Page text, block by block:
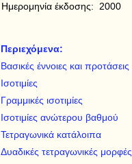
2000
Ημερομηνία έκδοσης:
Περιεχόμενα:
Βασικές έννοιες και προτάσεις
Ισοτιμίες
Γραμμικές ισοτιμίες
Ισοτιμίες ανώτερου βαθμού
Τετραγωνικά κατάλοιπα
Δυαδικές τετραγωνικές μορφές